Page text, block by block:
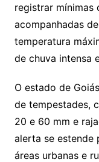
registrar mínimas
acompanhadas
temperatura
de chuva intensa
O estado de
de tempestades,
20 e 60 mm e
alerta se estende
áreas urbanas e